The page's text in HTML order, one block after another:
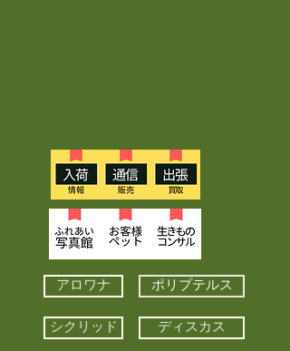
アロワナ ポリプテルス
シクリッド ディスカス